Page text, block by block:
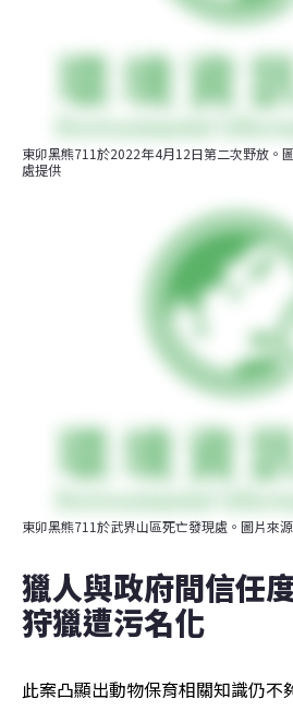
東卯黑熊711於2022年4月12日第二次野放。
處提供
東卯黑熊711於武界山區死亡發現處。圖片來
獵人與政府間信任
狩獵遭污名化
此案凸顯出動物保育相關知識仍不